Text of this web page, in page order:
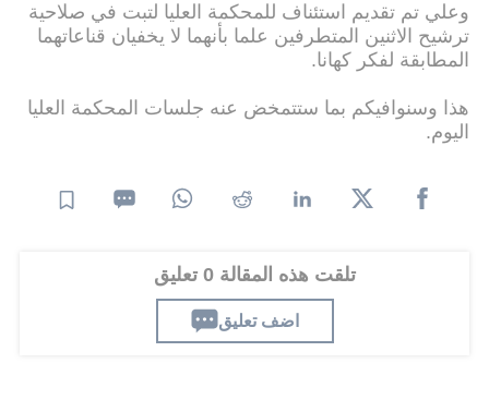
وعلي تم تقديم استئناف للمحكمة العليا لتبت في صلاحية
ترشيح الاثنين المتطرفين علما بأنهما لا يخفيان قناعاتهما
المطابقة لفكر كهانا.
هذا وسنوافيكم بما ستتمخض عنه جلسات المحكمة العليا
اليوم.
تلقت هذه المقالة 0 تعليق
اضف تعليق